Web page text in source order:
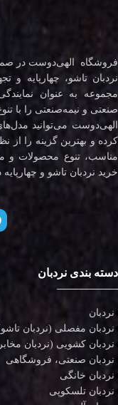
فروشگاه الهی‌دوست در
نردبان تاشو، چهارپایه
مجموعه به عنوان
صنعتی و نیمه‌صنعتی را با
الهی‌دوست می‌توانید
کرده و بهترین گزینه را از
مناسب، تنوع محصولات و
خرید نردبان تاشو و
دسته بندی نردبان
نردبان
نردبان مفصلی (نردبان
نردبان کشویی (نردبان
نردبان صنعتی، فروشگاهی
نردبان خانگی
نردبان تلسکوپی